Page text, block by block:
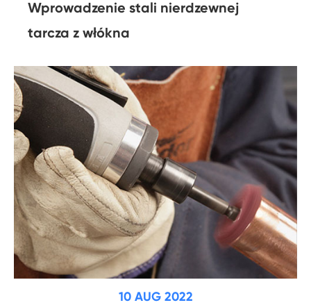
Wprowadzenie stali nierdzewnej
tarcza z włókna
10 AUG 2022